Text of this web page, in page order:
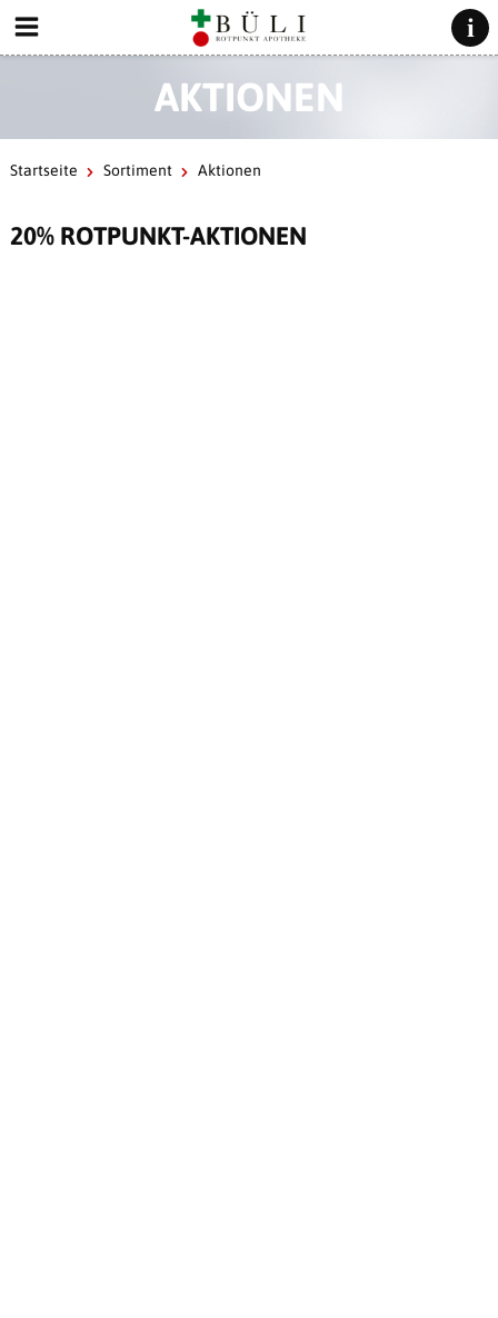
AKTIONEN
Startseite Sortiment Aktionen
20% ROTPUNKT-AKTIONEN